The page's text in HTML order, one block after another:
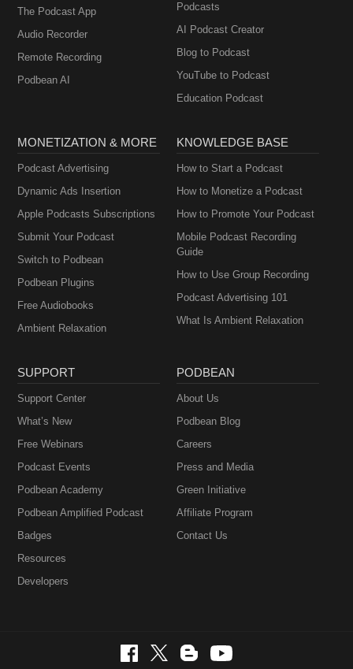
The Podcast App
Audio Recorder
Remote Recording
Podbean AI
Podcasts
AI Podcast Creator
Blog to Podcast
YouTube to Podcast
Education Podcast
MONETIZATION & MORE
Podcast Advertising
Dynamic Ads Insertion
Apple Podcasts Subscriptions
Submit Your Podcast
Switch to Podbean
Podbean Plugins
Free Audiobooks
Ambient Relaxation
KNOWLEDGE BASE
How to Start a Podcast
How to Monetize a Podcast
How to Promote Your Podcast
Mobile Podcast Recording
Guide
How to Use Group Recording
Podcast Advertising 101
What Is Ambient Relaxation
SUPPORT
Support Center
What’s New
Free Webinars
Podcast Events
Podbean Academy
Podbean Amplified Podcast
Badges
Resources
Developers
PODBEAN
About Us
Podbean Blog
Careers
Press and Media
Green Initiative
Affiliate Program
Contact Us